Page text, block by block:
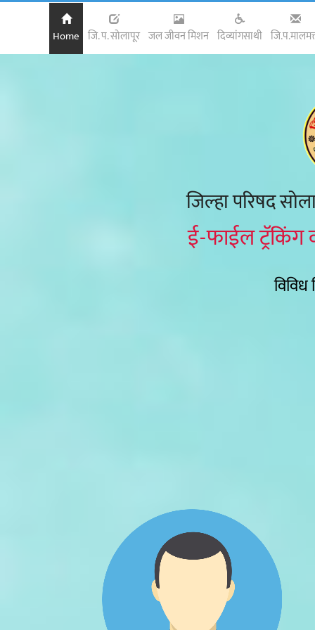
Home जि. प. सोलापूर जल जीवन मिशन दिव्यांगसाथी
जिल्हा परिषद
ई-फाईल ट्रॅकिंग